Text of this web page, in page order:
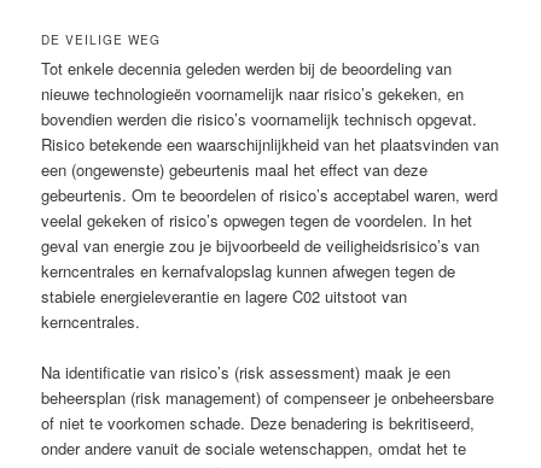
DE VEILIGE WEG
Tot enkele decennia geleden werden bij de beoordeling van
nieuwe technologieën voornamelijk naar risico’s gekeken, en
bovendien werden die risico’s voornamelijk technisch opgevat.
Risico betekende een waarschijnlijkheid van het plaatsvinden van
een (ongewenste) gebeurtenis maal het effect van deze
gebeurtenis. Om te beoordelen of risico’s acceptabel waren, werd
veelal gekeken of risico’s opwegen tegen de voordelen. In het
geval van energie zou je bijvoorbeeld de veiligheidsrisico’s van
kerncentrales en kernafvalopslag kunnen afwegen tegen de
stabiele energieleverantie en lagere C02 uitstoot van
kerncentrales.
Na identificatie van risico’s (risk assessment) maak je een
beheersplan (risk management) of compenseer je onbeheersbare
of niet te voorkomen schade. Deze benadering is bekritiseerd,
onder andere vanuit de sociale wetenschappen, omdat het te